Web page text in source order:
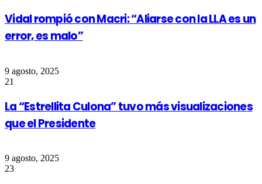
Vidal rompió con Macri: “Aliarse con la LLA es un
error, es malo”
9 agosto, 2025
21
La “Estrellita Culona” tuvo más visualizaciones
que el Presidente
9 agosto, 2025
23